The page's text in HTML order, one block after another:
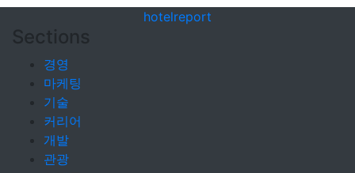
hotelreport
Sections
경영
마케팅
기술
커리어
개발
관광